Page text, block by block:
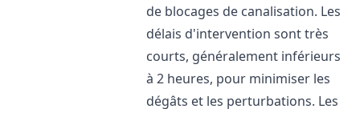
de blocages de canalisation. Les
délais d'intervention sont très
courts, généralement inférieurs
à 2 heures, pour minimiser les
dégâts et les perturbations. Les